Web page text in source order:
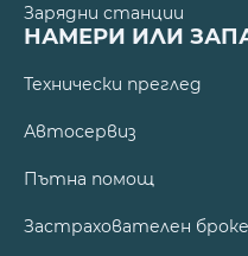
Зарядни станции
НАМЕРИ ИЛИ
Технически преглед
Автосервиз
Пътна помощ
Застрахователен